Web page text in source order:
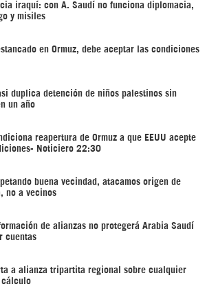
iraquí: con A. Saudí no funciona diplomacia,
y misiles
en Ormuz, debe aceptar las condiciones
duplica detención de niños palestinos sin
un año
reapertura de Ormuz a que EEUU acepte
Noticiero 22:30
buena vecindad, atacamos origen de
no a vecinos
de alianzas no protegerá Arabia Saudí
cuentas
a alianza tripartita regional sobre cualquier
cálculo